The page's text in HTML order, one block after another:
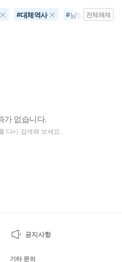
#대체역사 #남장여자전체해제
가 없습니다.
다시 검색해 보세요.
공지사항
기타 문의